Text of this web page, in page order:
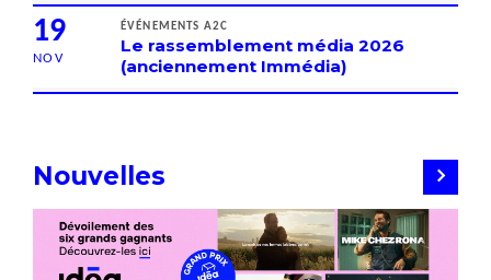
19
NOV
ÉVÉNEMENTS A2C
Le rassemblement média 2026
(anciennement Immédia)
Nouvelles